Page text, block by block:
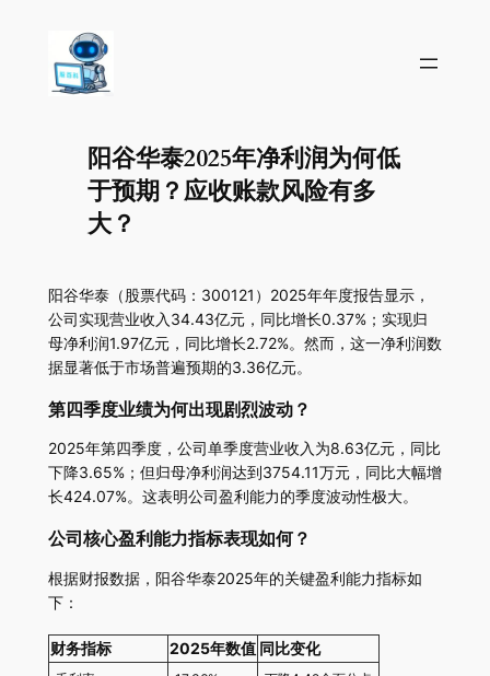
阳谷华泰2025年净利润为何低
于预期？应收账款风险有多
大？
阳谷华泰（股票代码：300121）2025年年度报告显示，
公司实现营业收入34.43亿元，同比增长0.37%；实现归
母净利润1.97亿元，同比增长2.72%。然而，这一净利润数
据显著低于市场普遍预期的3.36亿元。
第四季度业绩为何出现剧烈波动？
2025年第四季度，公司单季度营业收入为8.63亿元，同比
下降3.65%；但归母净利润达到3754.11万元，同比大幅增
长424.07%。这表明公司盈利能力的季度波动性极大。
公司核心盈利能力指标表现如何？
根据财报数据，阳谷华泰2025年的关键盈利能力指标如
下：
财务指标 2025年数值 同比变化